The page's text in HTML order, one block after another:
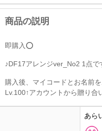
即購入️⭕️
♪DF17アレンジver_No2 1点で
購入後、マイコードとお名前を
Lv.100↑アカウントから贈り合
あら